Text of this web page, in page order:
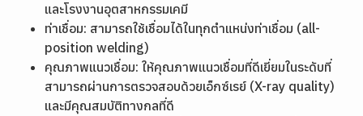
และโรงงานอุตสาหกรรมเคมี
ท่าเชื่อม: สามารถใช้เชื่อมได้ในทุกตำแหน่งท่าเชื่อม (all-
position welding)
คุณภาพแนวเชื่อม: ให้คุณภาพแนวเชื่อมที่ดีเยี่ยมในระดับที่
สามารถผ่านการตรวจสอบด้วยเอ็กซ์เรย์ (X-ray quality)
และมีคุณสมบัติทางกลที่ดี